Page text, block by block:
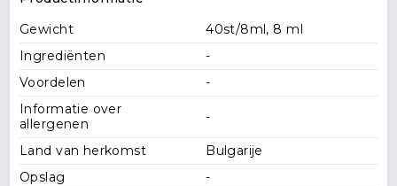
Gewicht
40st/8ml, 8 ml
Ingrediënten
-
Voordelen
-
Informatie over
allergenen
-
Land van herkomst
Bulgarije
Opslag
-